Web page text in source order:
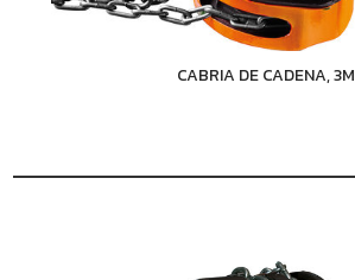
CABRIA DE CADENA, 3M